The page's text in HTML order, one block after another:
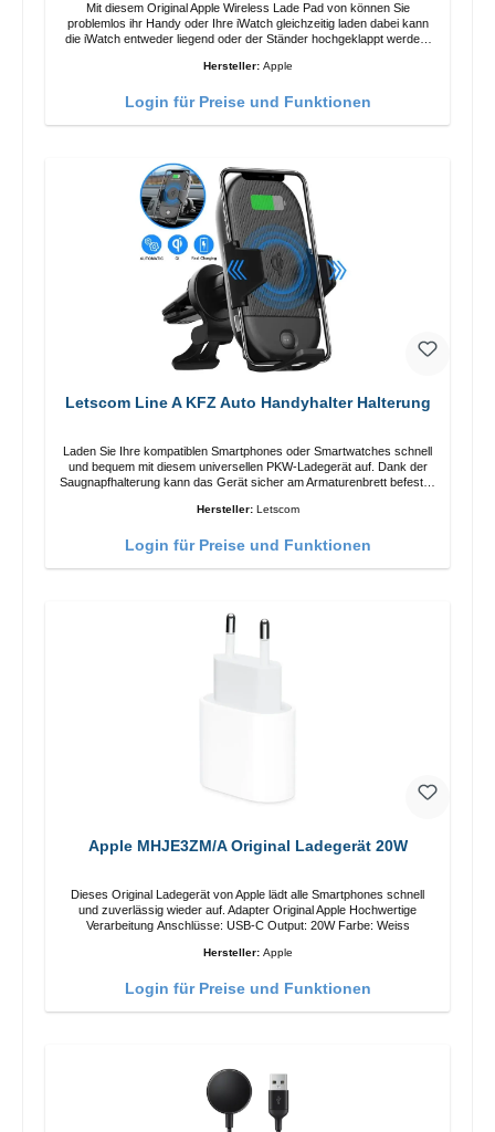
Mit diesem Original Apple Wireless Lade Pad von können Sie
problemlos ihr Handy oder Ihre iWatch gleichzeitig laden dabei kann
die iWatch entweder liegend oder der Ständer hochgeklappt werden.
Hersteller: Apple
Login für Preise und Funktionen
Letscom Line A KFZ Auto Handyhalter Halterung
Laden Sie Ihre kompatiblen Smartphones oder Smartwatches schnell
und bequem mit diesem universellen PKW-Ladegerät auf. Dank der
Saugnapfhalterung kann das Gerät sicher am Armaturenbrett befestigt
Hersteller: Letscom
Login für Preise und Funktionen
Apple MHJE3ZM/A Original Ladegerät 20W
Dieses Original Ladegerät von Apple lädt alle Smartphones schnell
und zuverlässig wieder auf. Adapter Original Apple Hochwertige
Verarbeitung Anschlüsse: USB-C Output: 20W Farbe: Weiss
Hersteller: Apple
Login für Preise und Funktionen